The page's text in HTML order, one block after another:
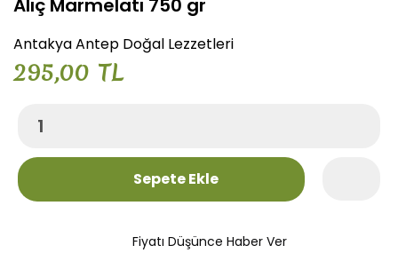
Alıç Marmelatı 750 gr
Antakya Antep Doğal Lezzetleri
295,00 TL
Sepete Ekle
Fiyatı Düşünce Haber Ver